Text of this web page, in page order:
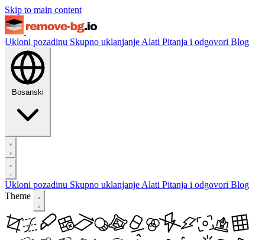
Skip to main content
Ukloni pozadinu Skupno uklanjanje Alati Pitanja i odgovori Blog
Bosanski
Ukloni pozadinu Skupno uklanjanje Alati Pitanja i odgovori Blog
Theme